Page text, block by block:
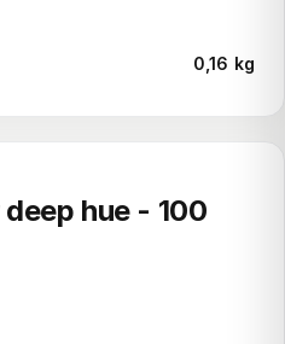
0,16 kg
hue - 100